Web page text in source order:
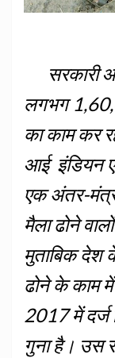
सरकारी
लगभग
का काम कर
आई इंडियन
एक अंतर-
मैला ढोने
मुताबिक देश
ढोने के काम
2017 में दर्ज
गुना है। उस